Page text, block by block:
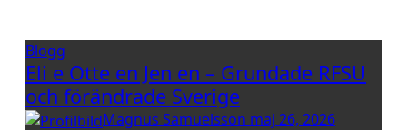
Blogg
Eli e Otte en Jen en – Grundade RFSU
och förändrade Sverige
Magnus Samuelsson maj 26, 2026